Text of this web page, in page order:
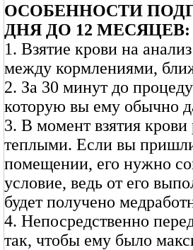
ОСОБЕННОСТИ
ДНЯ ДО 12 МЕСЯЦЕВ:
1. Взятие крови на
между кормлениями,
2. За 30 минут до
которую вы ему обычно
3. В момент взятия
теплыми. Если вы
помещении, его нужно
условие, ведь от его
будет получено
4. Непосредственно
так, чтобы ему было